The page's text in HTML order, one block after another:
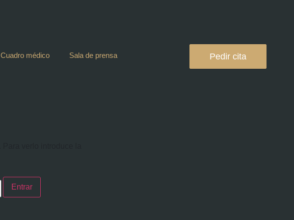
Cuadro médico Sala de prensa Pedir cita